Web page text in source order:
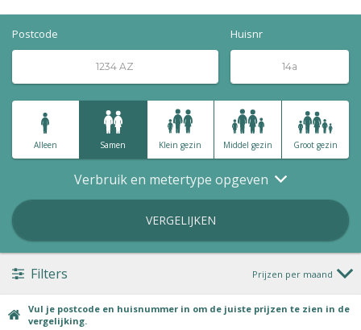
Postcode Huisnr
Alleen Samen Klein gezin Middel gezin Groot gezin
Verbruik en metertype opgeven
VERGELIJKEN
Filters Prijzen per maand
Vul je postcode en huisnummer in om de juiste prijzen te zien in de
vergelijking.